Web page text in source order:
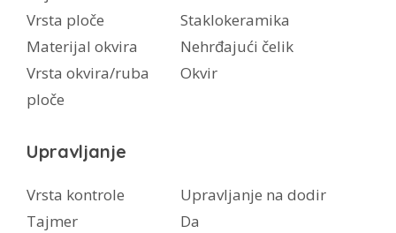
Vrsta ploče
Staklokeramika
Materijal okvira
Nehrđajući čelik
Vrsta okvira/ruba
ploče
Okvir
Upravljanje
Vrsta kontrole
Upravljanje na dodir
Tajmer
Da